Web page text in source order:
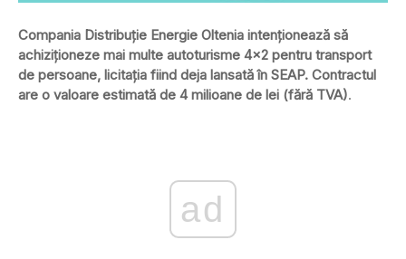
Compania Distribuție Energie Oltenia intenționează să
achiziționeze mai multe autoturisme 4×2 pentru transport
de persoane, licitația fiind deja lansată în SEAP. Contractul
are o valoare estimată de 4 milioane de lei (fără TVA).
ad